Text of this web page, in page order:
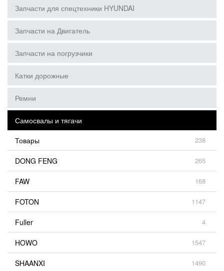
Запчасти для спецтехники HYUNDAI
Запчасти на Двигатель
Запчасти на погрузчики
Катки дорожные
Ремни
Самосвалы и тягачи
Товары
238
DONG FENG 265
FAW 168
FOTON 1147
Fuller 4
HOWO 1547
SHAANXI 1490